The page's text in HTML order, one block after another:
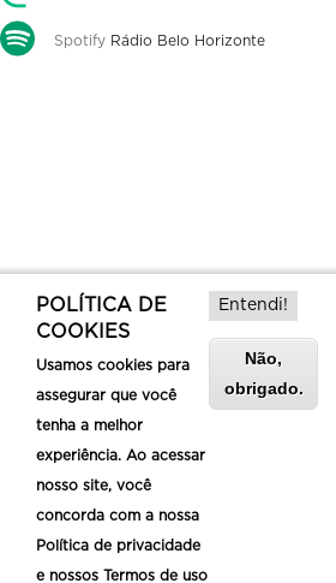
Spotify Rádio Belo Horizonte
Sobre a Belotur
POLÍTICA DE
COOKIES
Usamos cookies para
assegurar que você
tenha a melhor
experiência. Ao acessar
nosso site, você
concorda com a nossa
Política de privacidade
e nossos Termos de uso
Entendi!
Não,
obrigado.